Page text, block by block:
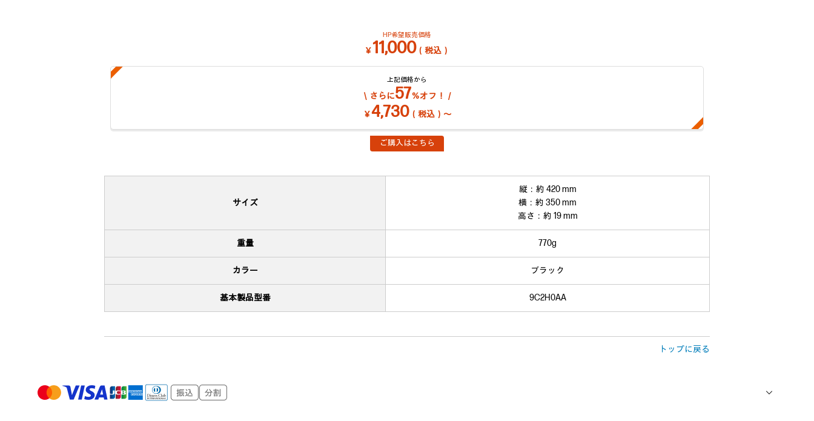
HP希望販売価格
￥11,000（税込）
上記価格から
＼さらに57％オフ！／
￥4,730（税込）～
ご購入はこちら
サイズ
縦：約 420 mm
横：約 350 mm
高さ：約 19 mm
重量 770g
カラー ブラック
基本製品型番 9C2H0AA
トップに戻る